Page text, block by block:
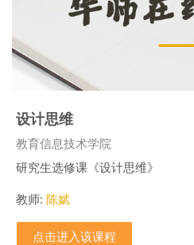
设计思维
课程类别
教育信息技术学院
研究生选修课《设计思维》
教师: 陈娬
点击进入该课程